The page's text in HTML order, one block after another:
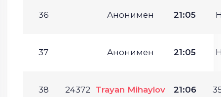
36 Анонимен 21:05
37 Анонимен 21:05
38 24372 Trayan Mihaylov 21:06